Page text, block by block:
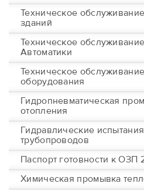
Техническое
зданий
Техническое
Автоматики
Техническое
оборудования
Гидропневматическая
отопления
Гидравлические
трубопроводов
Паспорт готовности к ОЗП
Химическая промывка